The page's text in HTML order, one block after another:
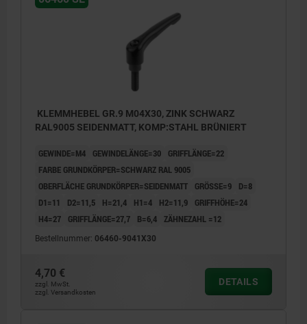
KLEMMHEBEL GR.9 M04X30, ZINK SCHWARZ
RAL9005 SEIDENMATT, KOMP:STAHL BRÜNIERT
GEWINDE=M4 GEWINDELÄNGE=30
GRIFFLÄNGE=22
FARBE GRUNDKÖRPER=SCHWARZ RAL 9005
OBERFLÄCHE GRUNDKÖRPER=SEIDENMATT
GRÖSSE=9
D=8
D1=11
D2=11,5 H=21,4 H1=4 H2=11,9
GRIFFHÖHE=24
H4=27
GRIFFLÄNGE=27,7 B=6,4 ZÄHNEZAHL =12
Bestellnummer: 06460-9041X30
4,70 €
zzgl. MwSt.
zzgl. Versandkosten
DETAILS